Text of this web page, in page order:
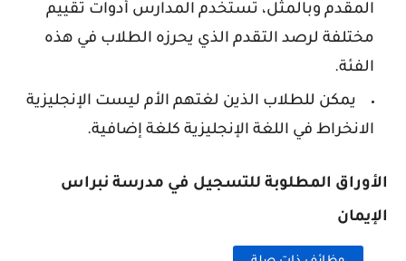
المقدم وبالمثل، تستخدم المدارس أدوات تقييم
مختلفة لرصد التقدم الذي يحرزه الطلاب في هذه
الفئة.
يمكن للطلاب الذين لغتهم الأم ليست الإنجليزية
الانخراط في اللغة الإنجليزية كلغة إضافية.
الأوراق المطلوبة للتسجيل في مدرسة نبراس
الإيمان